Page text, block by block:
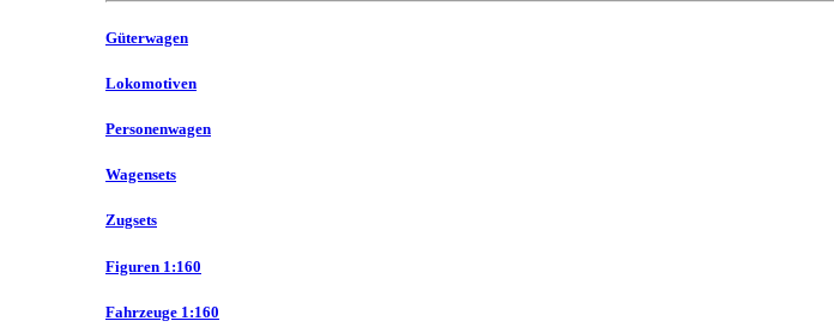
Güterwagen
Lokomotiven
Personenwagen
Wagensets
Zugsets
Figuren 1:160
Fahrzeuge 1:160